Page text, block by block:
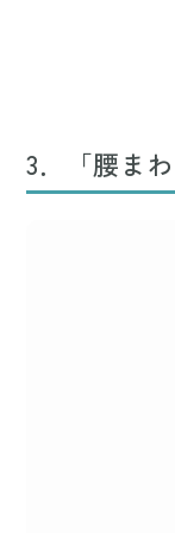
3．「腰ま